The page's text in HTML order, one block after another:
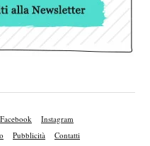
Facebook
Instagram
Pubblicità Contatti